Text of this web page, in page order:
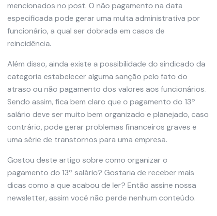
mencionados no post. O não pagamento na data
especificada pode gerar uma multa administrativa por
funcionário, a qual ser dobrada em casos de
reincidência.
Além disso, ainda existe a possibilidade do sindicado da
categoria estabelecer alguma sanção pelo fato do
atraso ou não pagamento dos valores aos funcionários.
Sendo assim, fica bem claro que o pagamento do 13º
salário deve ser muito bem organizado e planejado, caso
contrário, pode gerar problemas financeiros graves e
uma série de transtornos para uma empresa.
Gostou deste artigo sobre como organizar o
pagamento do 13º salário? Gostaria de receber mais
dicas como a que acabou de ler? Então assine nossa
newsletter, assim você não perde nenhum conteúdo.